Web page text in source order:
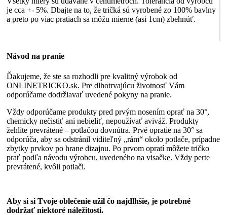
je cca +- 5%. Dbajte na to, že tričká sú vyrobené zo 100% bavlny
a preto po viac pratiach sa môžu mierne (asi 1cm) zbehnúť.
Návod na pranie
Ďakujeme, že ste sa rozhodli pre kvalitný výrobok od
ONLINETRICKO.sk. Pre dlhotrvajúcu životnosť Vám
odporúčame dodržiavať uvedené pokyny na pranie.
Vždy odporúčame produkty pred prvým nosením oprať na 30°,
chemicky nečistiť ani nebieliť, nepoužívať aviváž. Produkty
žehlite prevrátené – potlačou dovnútra. Prvé opratie na 30° sa
odporúča, aby sa odstránil viditeľný „rám“ okolo potlače, prípadne
zbytky prvkov po hrane dizajnu. Po prvom opratí môžete tričko
prať podľa návodu výrobcu, uvedeného na visačke. Vždy perte
prevrátené, kvôli potlači.
Aby si si Tvoje oblečenie užil čo najdlhšie, je potrebné
dodržať niektoré náležitosti.